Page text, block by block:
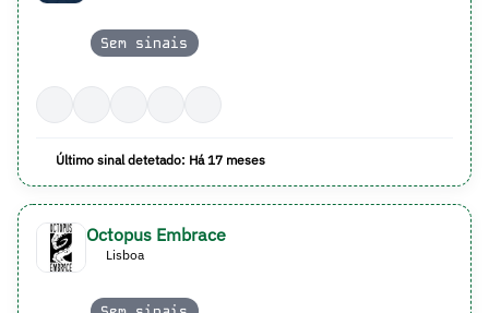
Sem sinais
Último sinal detetado: Há 17 meses
Octopus Embrace
Lisboa